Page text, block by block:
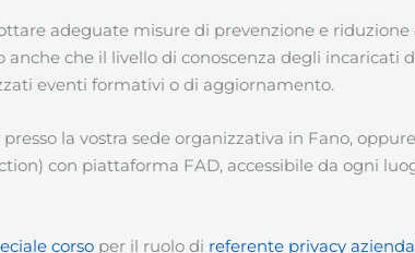
adeguate misure di prevenzione e
anche che il livello di conoscenza degli incaricati
eventi formativi o di aggiornamento.
la vostra sede organizzativa in Fano,
con piattaforma FAD, accessibile da ogni
corso per il ruolo di referente privacy